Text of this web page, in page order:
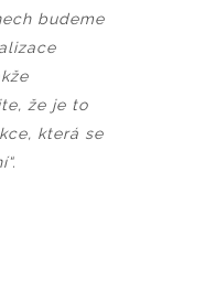
budeme
že je to
která se